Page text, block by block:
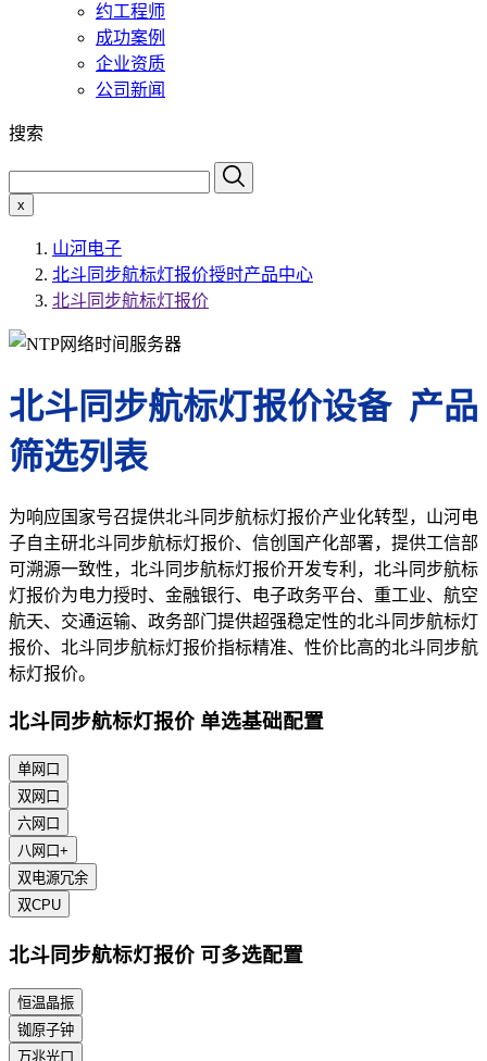
约工程师
成功案例
企业资质
公司新闻
搜索
x
山河电子
北斗同步航标灯报价授时产品中心
北斗同步航标灯报价
北斗同步航标灯报价设备 产品
筛选列表
为响应国家号召提供北斗同步航标灯报价产业化转型，山河电
子自主研北斗同步航标灯报价、信创国产化部署，提供工信部
可溯源一致性，北斗同步航标灯报价开发专利，北斗同步航标
灯报价为电力授时、金融银行、电子政务平台、重工业、航空
航天、交通运输、政务部门提供超强稳定性的北斗同步航标灯
报价、北斗同步航标灯报价指标精准、性价比高的北斗同步航
标灯报价。
北斗同步航标灯报价 单选基础配置
单网口
双网口
六网口
八网口+
双电源冗余
双CPU
北斗同步航标灯报价 可多选配置
恒温晶振
铷原子钟
万兆光口